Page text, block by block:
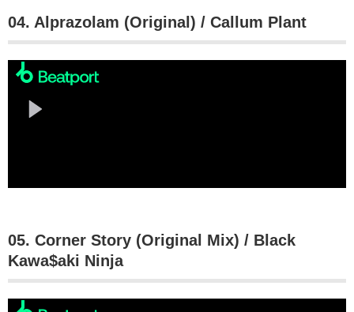
04. Alprazolam (Original) / Callum Plant
05. Corner Story (Original Mix) / Black
Kawa$aki Ninja